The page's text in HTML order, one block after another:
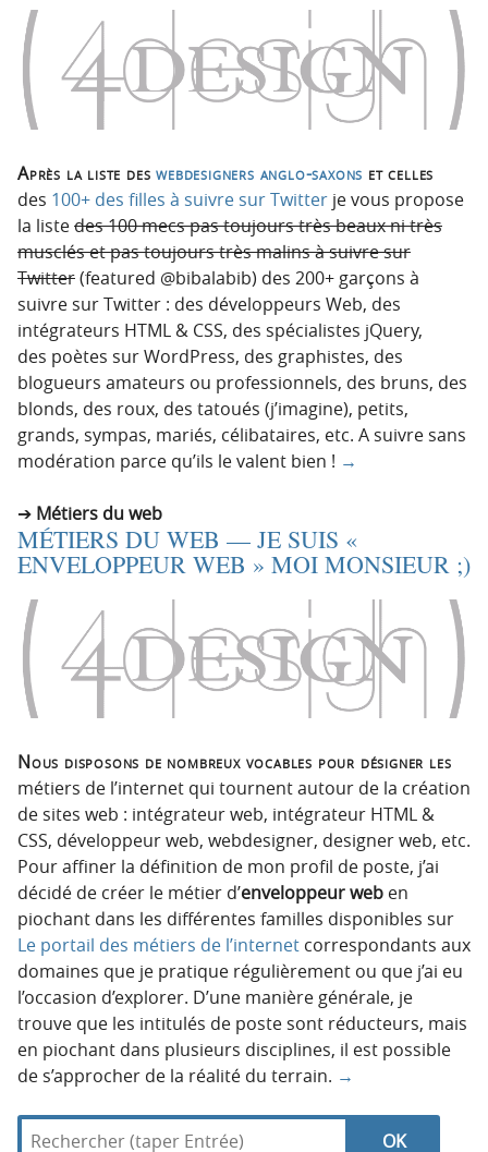
Après la liste deswebdesigners anglo-saxons et celles
des 100+ des filles à suivre sur Twitter je vous propose
la listedes 100 mecs pas toujours très beaux ni très
musclés et pas toujours très malins à suivre sur
Twitter(featured @bibalabib) des 200+ garçons à
suivre sur Twitter : des développeurs Web, des
intégrateurs HTML & CSS, des spécialistes jQuery,
des poètes sur WordPress, des graphistes, des
blogueurs amateurs ou professionnels, des bruns, des
blonds, des roux, des tatoués (j’imagine), petits,
grands, sympas, mariés, célibataires, etc. A suivre sans
modération parce qu’ils le valent bien ! →
Métiers du web
MÉTIERS DU WEB — JE SUIS «
ENVELOPPEUR WEB » MOI MONSIEUR ;)
Nous disposons de nombreux vocables pour désigner les
métiers de l’internet qui tournent autour de la création
de sites web : intégrateur web, intégrateur HTML &
CSS, développeur web, webdesigner, designer web, etc.
Pour affiner la définition de mon profil de poste, j’ai
décidé de créer le métier d’enveloppeur web en
piochant dans les différentes familles disponibles sur
Le portail des métiers de l’internet correspondants aux
domaines que je pratique régulièrement ou que j’ai eu
l’occasion d’explorer. D’une manière générale, je
trouve que les intitulés de poste sont réducteurs, mais
en piochant dans plusieurs disciplines, il est possible
de s’approcher de la réalité du terrain. →
N
R
R
d